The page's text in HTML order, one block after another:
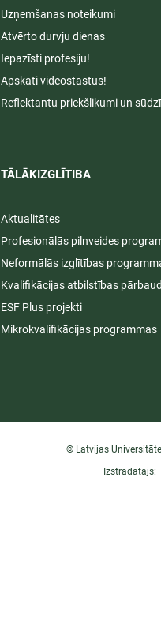
Uzņemšanas noteikumi
Atvērto durvju dienas
Iepazīsti profesiju!
Apskati videostāstus!
Reflektantu priekšlikumi un
TĀLĀKIZGLĪTIBA
Aktualitātes
Profesionālās pilnveides
Neformālās izglītības
Kvalifikācijas atbilstības
ESF Plus projekti
Mikrokvalifikācijas programmas
© Latvijas
Izstrādātājs: